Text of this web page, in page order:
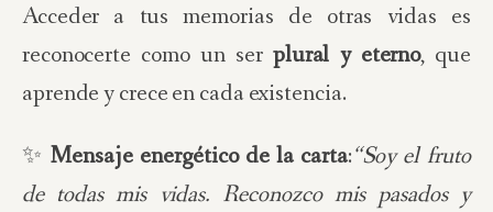
Acceder a tus memorias de otras vidas es
reconocerte como un ser plural y eterno, que
aprende y crece en cada existencia.
✨Mensaje energético de la carta:“Soy el fruto
de todas mis vidas. Reconozco mis pasados y